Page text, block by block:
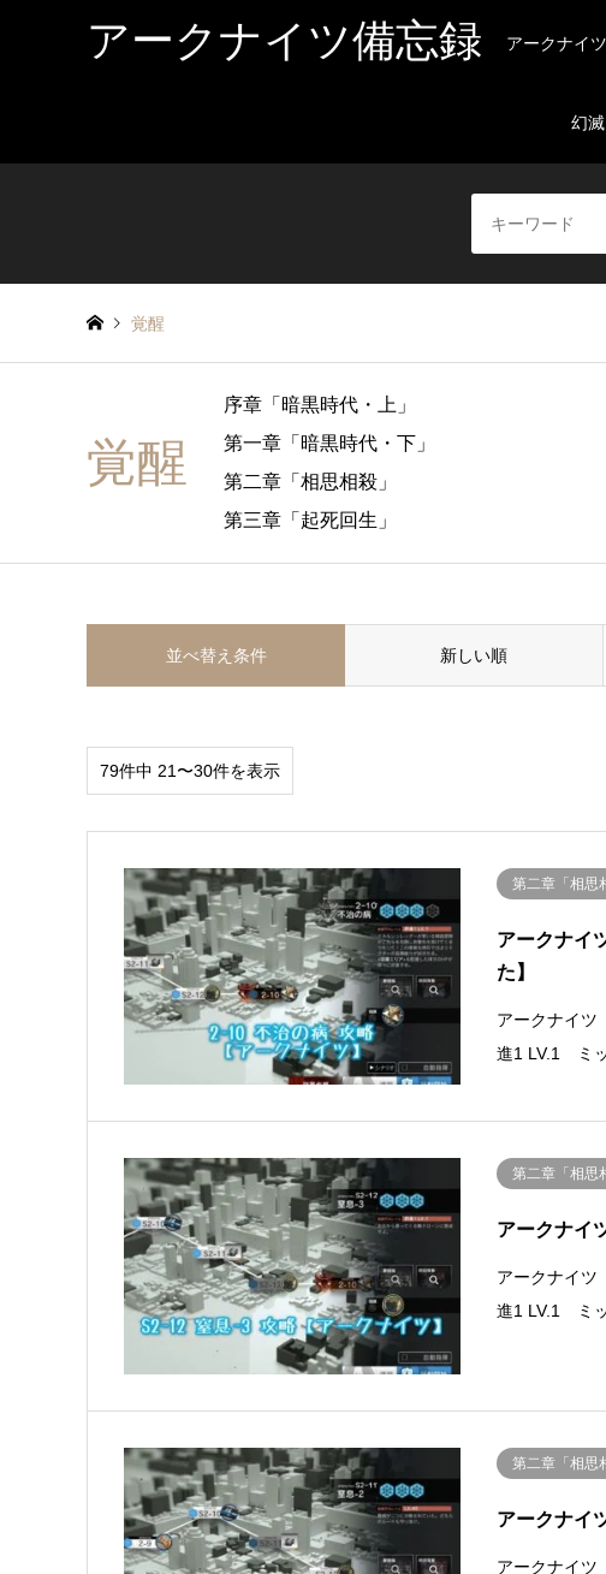
アークナイツ備忘録 アークナイ
幻滅
覚醒
覚醒
序章「暗黒時代・上」
第一章「暗黒時代・下」
第二章「相思相殺」
第三章「起死回生」
並べ替え条件 新しい順
79件中 21〜30件を表示
第二章「相思
アークナイ
た】
アークナイツ
進1 LV.1 ミ
第二章「相思
アークナイ
アークナイツ
進1 LV.1 ミ
第二章「相思
アークナイ
アークナイツ